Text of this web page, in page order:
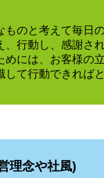
のと考えて毎日
行動し、感謝さ
には、お客様の
て行動できれば
理念や社風)